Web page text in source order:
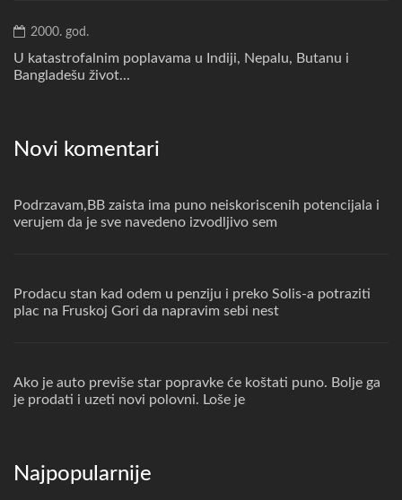
2000. god.
U katastrofalnim poplavama u Indiji, Nepalu, Butanu i
Bangladešu život...
Novi komentari
Podrzavam,BB zaista ima puno neiskoriscenih potencijala i
verujem da je sve navedeno izvodljivo sem
Prodacu stan kad odem u penziju i preko Solis-a potraziti
plac na Fruskoj Gori da napravim sebi nest
Ako je auto previše star popravke će koštati puno. Bolje ga
je prodati i uzeti novi polovni. Loše je
Najpopularnije